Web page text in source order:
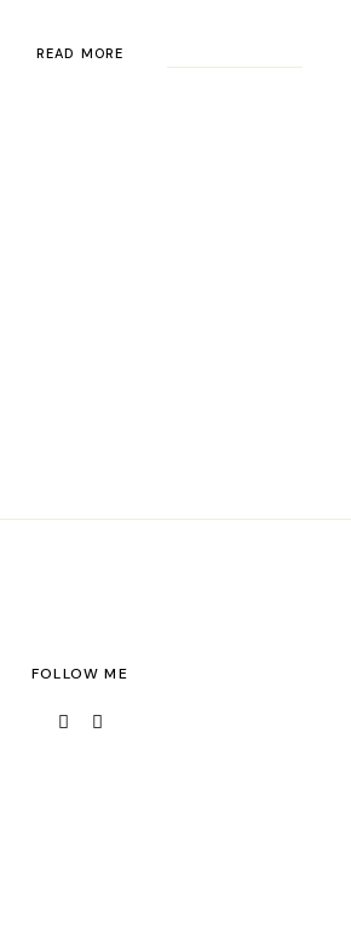
READ MORE
FOLLOW ME